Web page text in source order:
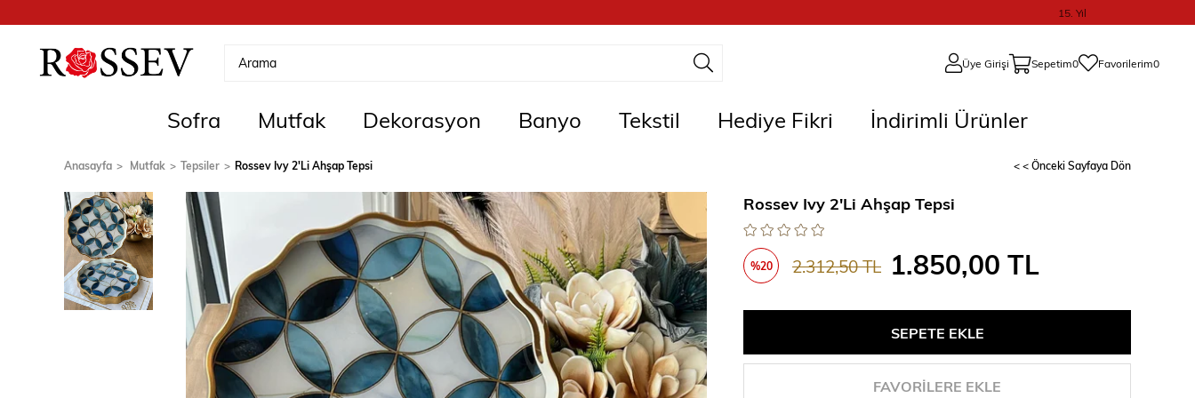
15. Yıl
Üye Girişi Sepetim0 Favorilerim0
Sofra Mutfak Dekorasyon Banyo Tekstil Hediye Fikri İndirimli Ürünler
Anasayfa Mutfak Tepsiler Rossev Ivy 2'Li Ahşap Tepsi < < Önceki Sayfaya Dön
Rossev Ivy 2'Li Ahşap Tepsi
%20 2.312,50 TL 1.850,00 TL
FAVORILERE EKLE